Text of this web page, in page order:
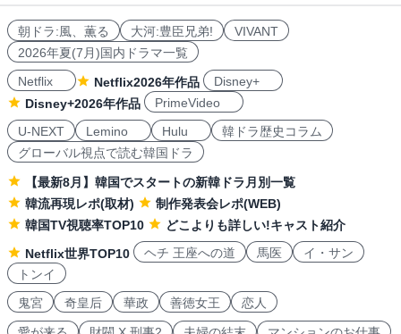
朝ドラ:風、薫る 大河:豊臣兄弟!
VIVANT
2026年夏(7月)国内ドラマ一覧
Netflix
Netflix2026年作品
Disney+
Disney+2026年作品
PrimeVideo
U-NEXT
Lemino Hulu
韓ドラ歴史コラム
グローバル視点で読む韓国ドラ
【最新8月】韓国でスタートの新韓ドラ月別一覧
韓流再現レポ(取材)
制作発表会レポ(WEB)
韓国TV視聴率TOP10
どこよりも詳しい!キャスト紹介
Netflix世界TOP10
ヘチ 王座への道 馬医
イ・サン
トンイ
鬼宮
奇皇后 華政 善徳女王 恋人